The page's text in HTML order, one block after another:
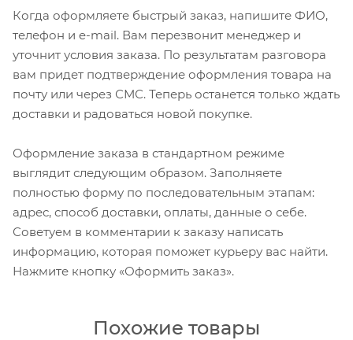
Когда оформляете быстрый заказ, напишите ФИО,
телефон и e-mail. Вам перезвонит менеджер и
уточнит условия заказа. По результатам разговора
вам придет подтверждение оформления товара на
почту или через СМС. Теперь останется только ждать
доставки и радоваться новой покупке.
Оформление заказа в стандартном режиме
выглядит следующим образом. Заполняете
полностью форму по последовательным этапам:
адрес, способ доставки, оплаты, данные о себе.
Советуем в комментарии к заказу написать
информацию, которая поможет курьеру вас найти.
Нажмите кнопку «Оформить заказ».
Похожие товары